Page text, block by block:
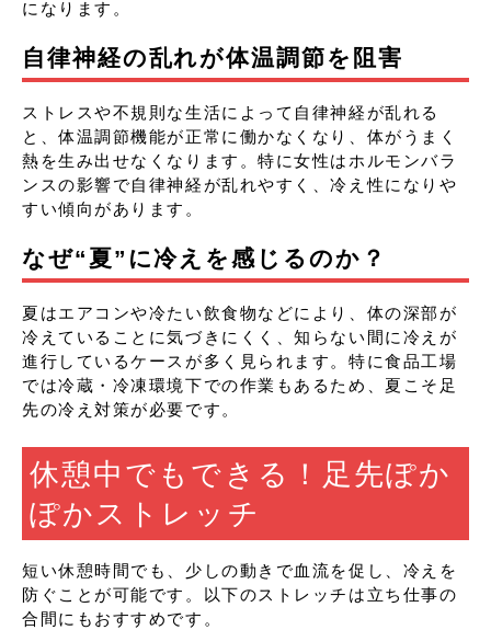
になります。
自律神経の乱れが体温調節を阻害
ストレスや不規則な生活によって自律神経が乱れる
と、体温調節機能が正常に働かなくなり、体がうまく
熱を生み出せなくなります。特に女性はホルモンバラ
ンスの影響で自律神経が乱れやすく、冷え性になりや
すい傾向があります。
なぜ“夏”に冷えを感じるのか？
夏はエアコンや冷たい飲食物などにより、体の深部が
冷えていることに気づきにくく、知らない間に冷えが
進行しているケースが多く見られます。特に食品工場
では冷蔵・冷凍環境下での作業もあるため、夏こそ足
先の冷え対策が必要です。
休憩中でもできる！足先ぽか
ぽかストレッチ
短い休憩時間でも、少しの動きで血流を促し、冷えを
防ぐことが可能です。以下のストレッチは立ち仕事の
合間にもおすすめです。